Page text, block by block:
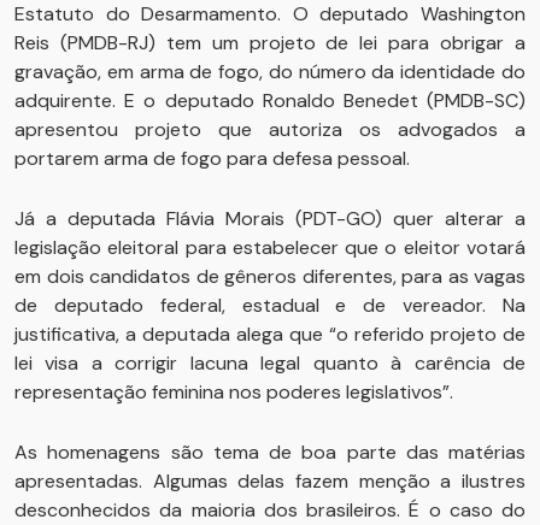
Estatuto do Desarmamento. O deputado Washington
Reis (PMDB-RJ) tem um projeto de lei para obrigar a
gravação, em arma de fogo, do número da identidade do
adquirente. E o deputado Ronaldo Benedet (PMDB-SC)
apresentou projeto que autoriza os advogados a
portarem arma de fogo para defesa pessoal.
Já a deputada Flávia Morais (PDT-GO) quer alterar a
legislação eleitoral para estabelecer que o eleitor votará
em dois candidatos de gêneros diferentes, para as vagas
de deputado federal, estadual e de vereador. Na
justificativa, a deputada alega que “o referido projeto de
lei visa a corrigir lacuna legal quanto à carência de
representação feminina nos poderes legislativos”.
As homenagens são tema de boa parte das matérias
apresentadas. Algumas delas fazem menção a ilustres
desconhecidos da maioria dos brasileiros. É o caso do